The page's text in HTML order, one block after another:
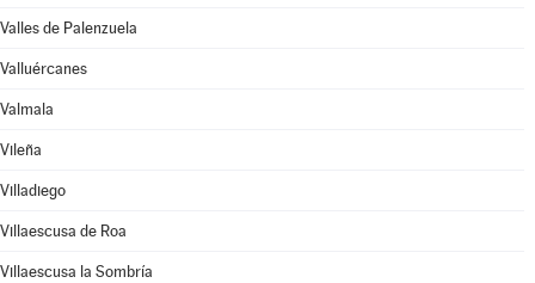
Valles de Palenzuela
Valluércanes
Valmala
Vileña
Villadiego
Villaescusa de Roa
Villaescusa la Sombría